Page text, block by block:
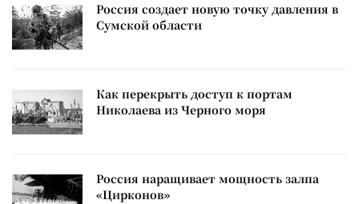
Россия создает новую точку давления в
Сумской области
Как перекрыть доступ к портам
Николаева из Черного моря
Россия наращивает мощность залпа
«Цирконов»